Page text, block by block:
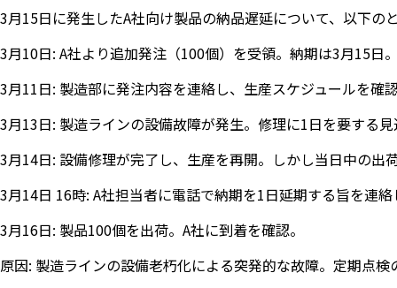
3月15日に発生したA社向け製品の納品遅延について、以下の
3月10日: A社より追加発注（100個）を受領。納期は3月15日
3月11日: 製造部に発注内容を連絡し、生産スケジュールを
3月13日: 製造ラインの設備故障が発生。修理に1日を要する
3月14日: 設備修理が完了し、生産を再開。しかし当日中の出
3月14日 16時: A社担当者に電話で納期を1日延期する旨を連
3月16日: 製品100個を出荷。A社に到着を確認。
原因: 製造ラインの設備老朽化による突発的な故障。定期点